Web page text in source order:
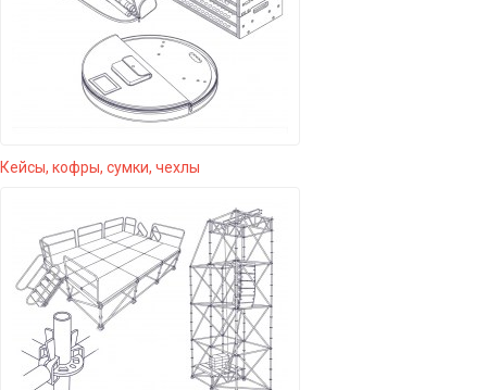
Кейсы, кофры, сумки, чехлы